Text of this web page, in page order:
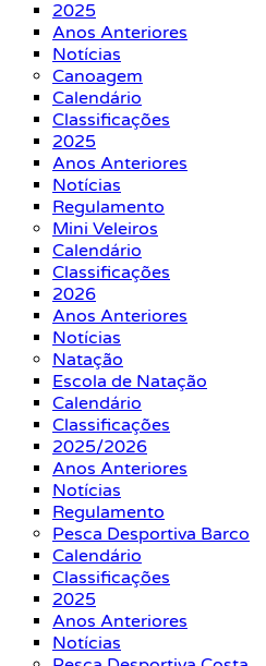
2025
Anos Anteriores
Notícias
Canoagem
Calendário
Classificações
2025
Anos Anteriores
Notícias
Regulamento
Mini Veleiros
Calendário
Classificações
2026
Anos Anteriores
Notícias
Natação
Escola de Natação
Calendário
Classificações
2025/2026
Anos Anteriores
Notícias
Regulamento
Pesca Desportiva Barco
Calendário
Classificações
2025
Anos Anteriores
Notícias